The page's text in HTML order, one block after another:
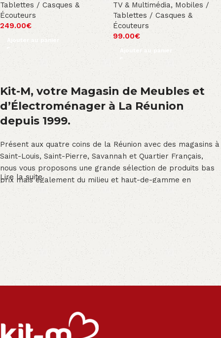
Tablettes / Casques &
Écouteurs
249.00€
Ajouter au panier
TV & Multimédia, Mobiles /
Tablettes / Casques &
Écouteurs
99.00€
Ajouter au panier
Kit-M, votre Magasin de Meubles et
d’Électroménager à La Réunion
depuis 1999.
Présent aux quatre coins de la Réunion avec des magasins à
Saint-Louis, Saint-Pierre, Savannah et Quartier Français,
nous vous proposons une grande sélection de produits bas
prix mais également du milieu et haut-de-gamme en
exclusivité :
Canapé lit - Cuisine sur-mesure - Fauteuil - Armoire - Table
et chaise - Meuble de salle de bain - Literie - Lit - Bureau -
Électroménager - Télévision led - Réfrigérateur -
Congélateur - Cuisson - Cuisinière et hotte - Petits meubles
- Matelas - Hifi Hitachi, LG, Sharp, Philips, Bosh, Moulinex,
Brandt, TCL, Panasonic, Samsung, Toshiba, Hisense, Grundig,
Lire la suite